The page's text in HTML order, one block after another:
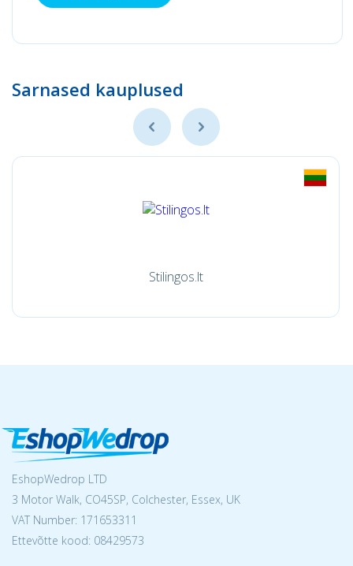
Sarnased kauplused
Stilingos.lt
EshopWedrop LTD
3 Motor Walk, CO45SP, Colchester, Essex, UK
VAT Number: 171653311
Ettevõtte kood: 08429573